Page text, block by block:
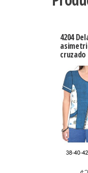
4204
cruzado